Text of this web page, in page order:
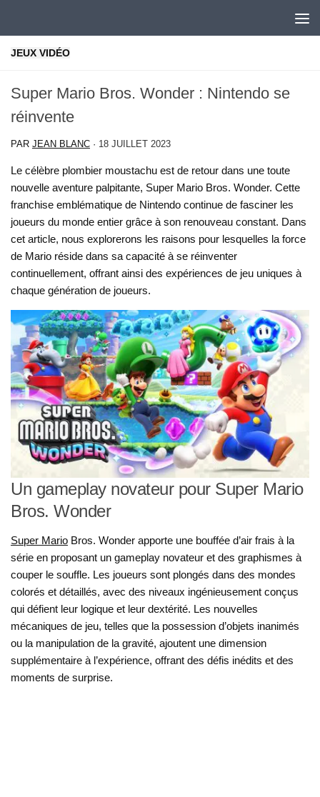
JEUX VIDÉO
Super Mario Bros. Wonder : Nintendo se
réinvente
PAR JEAN BLANC · 18 JUILLET 2023
Le célèbre plombier moustachu est de retour dans une toute
nouvelle aventure palpitante, Super Mario Bros. Wonder. Cette
franchise emblématique de Nintendo continue de fasciner les
joueurs du monde entier grâce à son renouveau constant. Dans
cet article, nous explorerons les raisons pour lesquelles la force
de Mario réside dans sa capacité à se réinventer
continuellement, offrant ainsi des expériences de jeu uniques à
chaque génération de joueurs.
Un gameplay novateur pour Super Mario
Bros. Wonder
Super Mario Bros. Wonder apporte une bouffée d’air frais à la
série en proposant un gameplay novateur et des graphismes à
couper le souffle. Les joueurs sont plongés dans des mondes
colorés et détaillés, avec des niveaux ingénieusement conçus
qui défient leur logique et leur dextérité. Les nouvelles
mécaniques de jeu, telles que la possession d’objets inanimés
ou la manipulation de la gravité, ajoutent une dimension
supplémentaire à l’expérience, offrant des défis inédits et des
moments de surprise.